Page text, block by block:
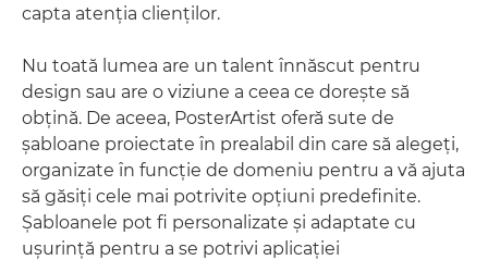
capta atenţia clienţilor.
Nu toată lumea are un talent înnăscut pentru
design sau are o viziune a ceea ce doreşte să
obţină. De aceea, PosterArtist oferă sute de
şabloane proiectate în prealabil din care să alegeţi,
organizate în funcţie de domeniu pentru a vă ajuta
să găsiţi cele mai potrivite opţiuni predefinite.
Şabloanele pot fi personalizate şi adaptate cu
uşurinţă pentru a se potrivi aplicaţiei